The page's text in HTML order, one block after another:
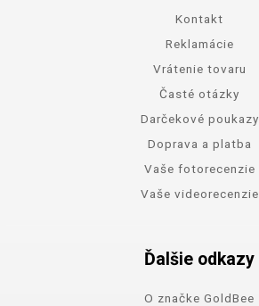
Kontakt
Reklamácie
Vrátenie tovaru
Časté otázky
Darčekové poukazy
Doprava a platba
Vaše fotorecenzie
Vaše videorecenzie
Ďalšie odkazy
O značke GoldBee